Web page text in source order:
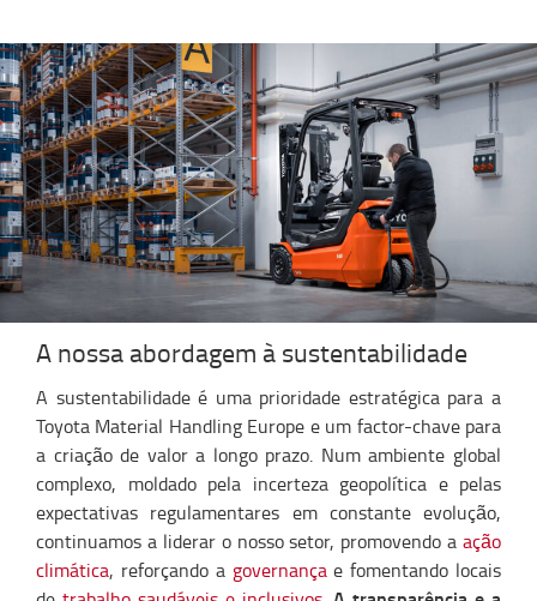
A nossa abordagem à sustentabilidade
A sustentabilidade é uma prioridade estratégica para a
Toyota Material Handling Europe e um factor-chave para
a criação de valor a longo prazo. Num ambiente global
complexo, moldado pela incerteza geopolítica e pelas
expectativas regulamentares em constante evolução,
continuamos a liderar o nosso setor, promovendo a ação
climática, reforçando a governançae fomentando locais